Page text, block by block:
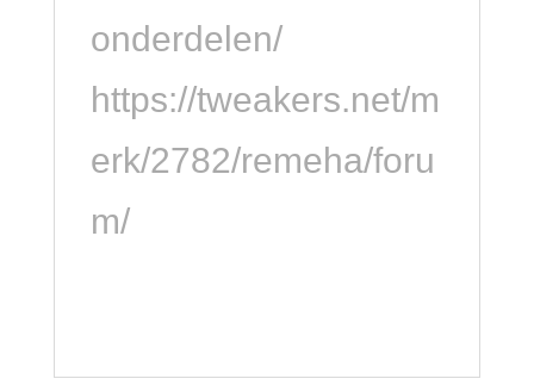
onderdelen/
https://tweakers.net/m
erk/2782/remeha/foru
m/